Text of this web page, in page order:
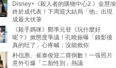
Disney+《殺人者的購物中心2 》金慧埈
終於成代表！下周迎大結局「他」出現
成最大伏筆
《殺手媽咪》鄭準元登《玩什麼好
呢？》掀態度爭議！孔曉振曝「錄影後
真的吐了」心疼喊：沒能救你
朴信惠、崔泰俊迎二寶倒數！一張照片
意外引爆「二胎性別」熱議